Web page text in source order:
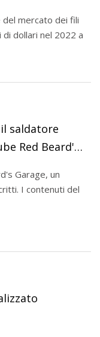
(analisi,
tasso di
del mercato dei fili
dollari nel 2022 a
saldatore
Red Beard's
Garage, un
del